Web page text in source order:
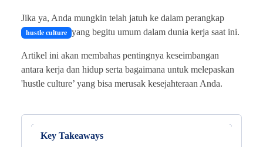
Jika ya, Anda mungkin telah jatuh ke dalam perangkap
hustle culture yang begitu umum dalam dunia kerja saat ini.
Artikel ini akan membahas pentingnya keseimbangan
antara kerja dan hidup serta bagaimana untuk melepaskan
'hustle culture’ yang bisa merusak kesejahteraan Anda.
Key Takeaways